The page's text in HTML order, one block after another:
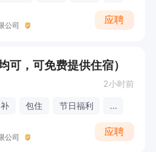
公司
应聘
可，可免费提供住宿）
2小时前
包住 节日福利 ...
公司
应聘